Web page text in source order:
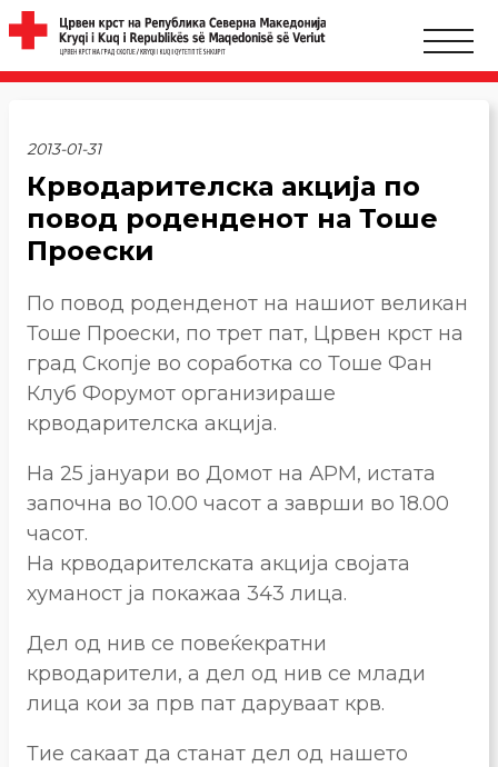
2013-01-31
Крводарителска акција по
повод роденденот на Тоше
Проески
По повод роденденот на нашиот великан
Тоше Проески, по трет пат, Црвен крст на
град Скопје во соработка со Тоше Фан
Клуб Форумот организираше
крводарителска акција.
На 25 јануари во Домот на АРМ, истата
започна во 10.00 часот а заврши во 18.00
часот.
На крводарителската акција својата
хуманост ја покажаа 343 лица.
Дел од нив се повеќекратни
крводарители, а дел од нив се млади
лица кои за прв пат даруваат крв.
Тие сакаат да станат дел од нашето